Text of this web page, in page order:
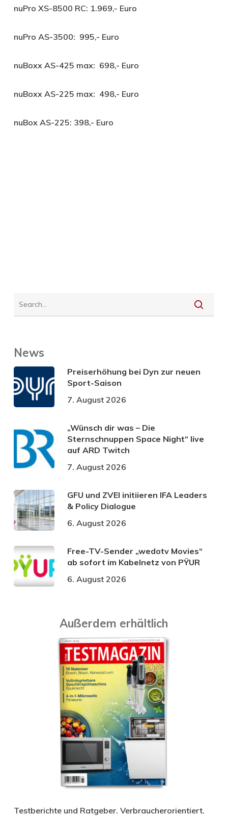
nuPro XS-8500 RC: 1.969,- Euro
nuPro AS-3500: 995,- Euro
nuBoxx AS-425 max: 698,- Euro
nuBoxx AS-225 max: 498,- Euro
nuBox AS-225: 398,- Euro
News
Preiserhöhung bei Dyn zur neuen
Sport-Saison
7. August 2026
„Wünsch dir was – Die
Sternschnuppen Space Night“ live
auf ARD Twitch
7. August 2026
GFU und ZVEI initiieren IFA Leaders
& Policy Dialogue
6. August 2026
Free-TV-Sender „wedotv Movies“
ab sofort im Kabelnetz von PŸUR
6. August 2026
Außerdem erhältlich
Testberichte und Ratgeber. Verbraucherorientiert.